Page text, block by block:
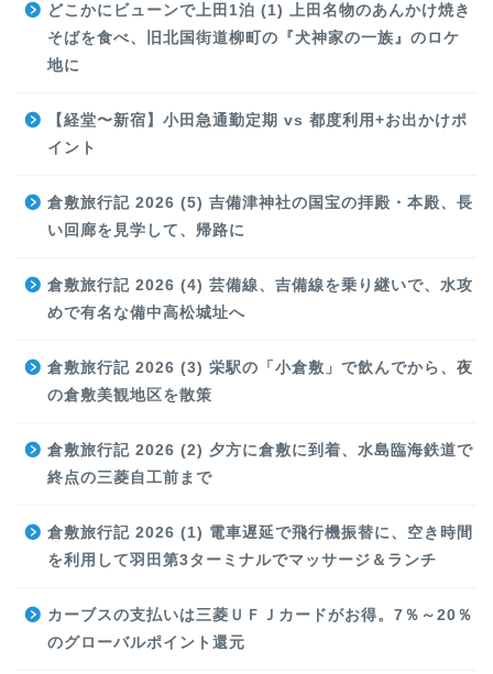
どこかにビューンで上田1泊 (1) 上田名物のあんかけ焼き
そばを食べ、旧北国街道柳町の『犬神家の一族』のロケ
地に
【経堂〜新宿】小田急通勤定期 vs 都度利用+お出かけポ
イント
倉敷旅行記 2026 (5) 吉備津神社の国宝の拝殿・本殿、長
い回廊を見学して、帰路に
倉敷旅行記 2026 (4) 芸備線、吉備線を乗り継いで、水攻
めで有名な備中高松城址へ
倉敷旅行記 2026 (3) 栄駅の「小倉敷」で飲んでから、夜
の倉敷美観地区を散策
倉敷旅行記 2026 (2) 夕方に倉敷に到着、水島臨海鉄道で
終点の三菱自工前まで
倉敷旅行記 2026 (1) 電車遅延で飛行機振替に、空き時間
を利用して羽田第3ターミナルでマッサージ＆ランチ
カーブスの支払いは三菱ＵＦＪカードがお得。7％～20％
のグローバルポイント還元